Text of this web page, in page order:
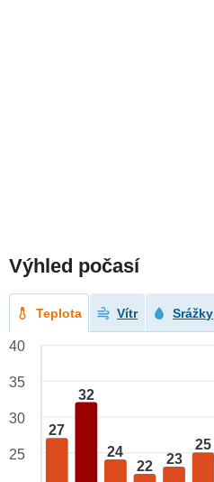
Výhled počasí
Teplota Vítr Srážky
27
32
24
22 23
25
40
35
30
25